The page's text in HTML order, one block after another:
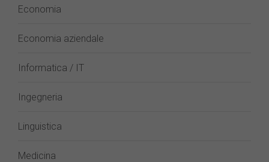
Economia
Economia aziendale
Informatica / IT
Ingegneria
Linguistica
Medicina